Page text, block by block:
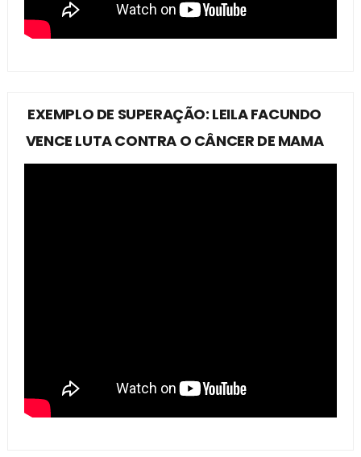
EXEMPLO DE SUPERAÇÃO: LEILA FACUNDO
VENCE LUTA CONTRA O CÂNCER DE MAMA